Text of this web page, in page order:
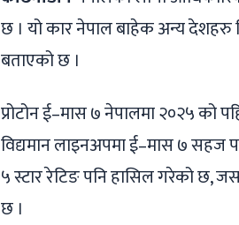
छ । यो कार नेपाल बाहेक अन्य देशहरु
बताएको छ ।
प्रोटोन ई–मास ७ नेपालमा २०२५ को
विद्यमान लाइनअपमा ई–मास ७ सहज
५ स्टार रेटिङ पनि हासिल गरेको छ,
छ ।